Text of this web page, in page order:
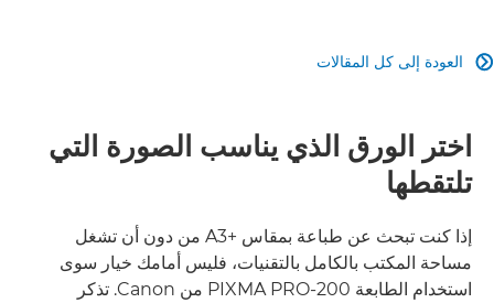
العودة إلى كل المقالات 
اختر الورق الذي يناسب الصورة التي
تلتقطها
إذا كنت تبحث عن طباعة بمقاس A3+‎ من دون أن تشغل
مساحة المكتب بالكامل بالتقنيات، فليس أمامك خيار سوى
استخدام الطابعة PIXMA PRO-200 من Canon. تذكر